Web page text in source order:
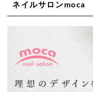
ｓａ
Lee
大阪
ネイルサロンmoca